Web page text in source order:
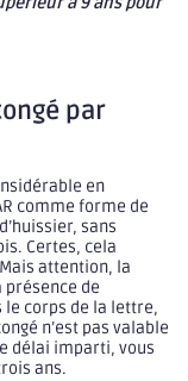
par
en
comme forme de
sans
Certes, cela
attention, la
de
corps de la lettre,
n’est pas valable
délai imparti, vous
ans.